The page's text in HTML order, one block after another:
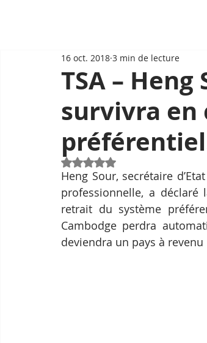
TSA –
survivra en
16 oct. 2018 3 min de lecture
Noté NaN étoiles sur 5.
Heng Sour, secrétaire
professionnelle, a
retrait du système
Cambodge perdra
deviendra un pays à